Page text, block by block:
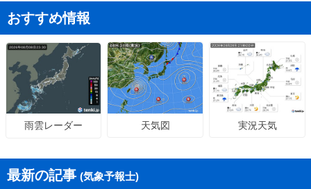
おすすめ情報
雨雲レーダー 天気図 実況天気
最新の記事 (気象予報士)